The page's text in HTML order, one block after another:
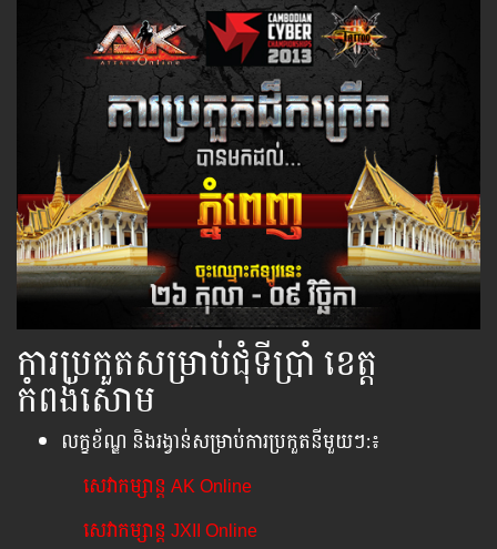
ការប្រកួតសម្រាប់ជុំទីប្រាំ ខេត្ត
កំពង់សោម
លក្ខខ័ណ្ឌ និងរង្វាន់សម្រាប់ការប្រកួតនីមួយៗ​:៖
សេវាកម្សាន្ត AK Online
សេវាកម្សាន្ត JXII Online